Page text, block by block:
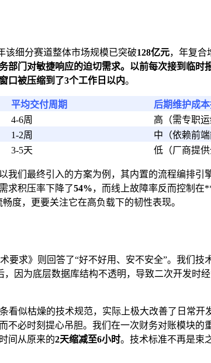
该细分赛道整体市场规模已突破128亿元，年复合
门对敏捷响应的迫切需求。以前每次接到临
口被压缩到了3个工作日以内。
平均交付周期
后期维护成
4-6周
高（需专职运
1-2周
中（依赖前端
3-5天 低（厂商提供
们最终引入的方案为例，其内置的流程编排引
求积压率下降了54%，而线上故障率反而控制在
度，更要关注它在高负载下的韧性表现。
求》则回答了“好不好用、安不安全”。我们技
因为底层数据库结构不透明，导致二次开发时
似枯燥的技术规范，实际上极大改善了日常开
必时刻提心吊胆。我们在一次财务对账模块的
间从原来的2天缩减至6小时。技术标准不再是束